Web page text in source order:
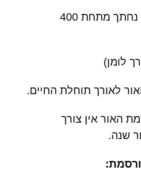
אין אור UV (הספקטרום נחתך מתחת 400
לומן)
לאורך תוחלת החיים.
האור אין צורך
שנה.